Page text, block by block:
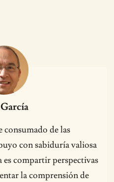
consumado de las
con sabiduría valiosa
compartir perspectivas
la comprensión de